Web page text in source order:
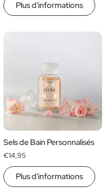
Plus d'informations
Sels de Bain Personnalisés
€14,95
Plus d'informations